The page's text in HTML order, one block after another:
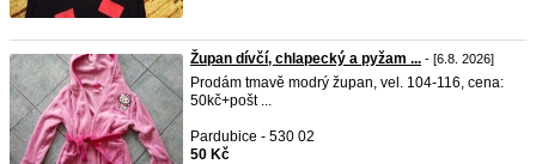
Župan dívčí, chlapecký a pyžam ... - [6.8. 2026]
Prodám tmavě modrý župan, vel. 104-116, cena:
50kč+pošt ...
Pardubice - 530 02
50 Kč